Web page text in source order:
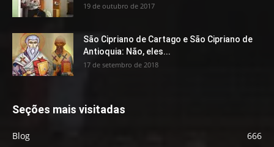
19 de outubro de 2017
São Cipriano de Cartago e São Cipriano de
Antioquia: Não, eles...
17 de setembro de 2018
Seções mais visitadas
Blog
666